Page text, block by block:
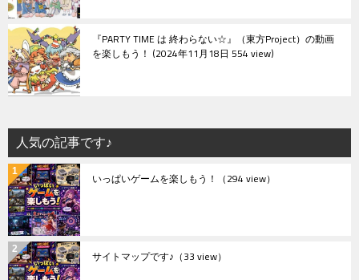
『PARTY TIME は 終わらない☆』（東方Project）の動画
を楽しもう！ 2024年11月18日 554 view
人気の記事です♪
いっぱいゲームを楽しもう！ （294 view）
サイトマップです♪ （33 view）